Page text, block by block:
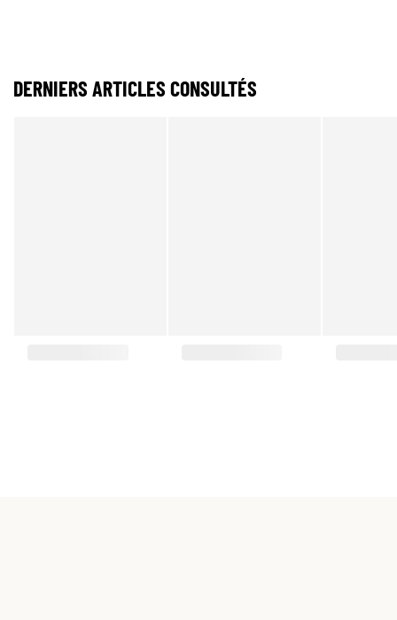
DERNIERS ARTICLES CONSULTÉS